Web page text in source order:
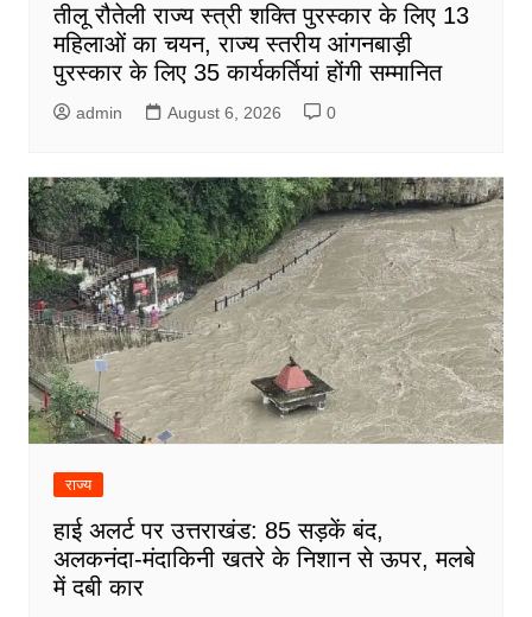
तीलू रौतेली राज्य स्त्री शक्ति पुरस्कार के लिए 13
महिलाओं का चयन, राज्य स्तरीय आंगनबाड़ी
पुरस्कार के लिए 35 कार्यकर्तियां होंगी सम्मानित
admin August 6, 2026 0
राज्य
हाई अलर्ट पर उत्तराखंड: 85 सड़कें बंद,
अलकनंदा-मंदाकिनी खतरे के निशान से ऊपर, मलबे
में दबी कार